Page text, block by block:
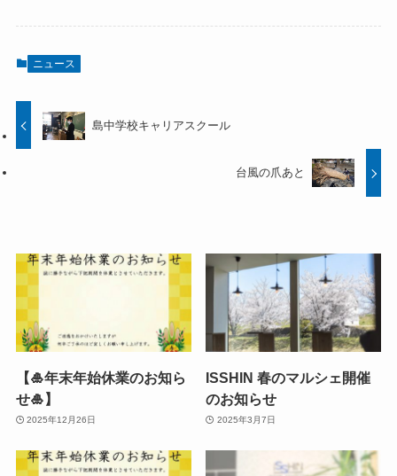
ニュース
島中学校キャリアスクール
台風の爪あと
【🎍年末年始休業のお知ら
せ🎍】
2025年12月26日
ISSHIN 春のマルシェ開催
のお知らせ
2025年3月7日